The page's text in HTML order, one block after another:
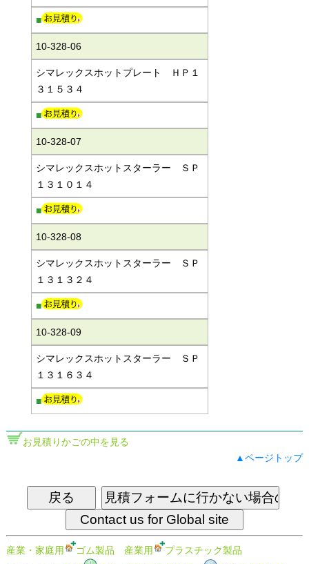
■
10-328-06
シマレックスホットプレート ＨＰ１
３１５３４
■
10-328-07
シマレックスホットスターラー ＳＰ
１３１０１４
■
10-328-08
シマレックスホットスターラー ＳＰ
１３１３２４
■
10-328-09
シマレックスホットスターラー ＳＰ
１３１６３４
■
お見積りかごの中を見る
▲ページトップ
産業・家庭用 ゴム製品 産業用
プラスチック製品